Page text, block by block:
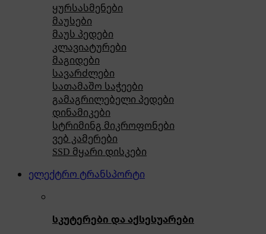
ყურსასმენები
მაუსები
მაუს პედები
კლავიატურები
მაგიდები
სავარძლები
სათამაშო საჭეები
გამაგრილებელი პედები
დინამიკები
სტრიმინგ მიკროფონები
ვებ კამერები
SSD მყარი დისკები
ელექტრო ტრანსპორტი
სკუტერები და აქსესუარები